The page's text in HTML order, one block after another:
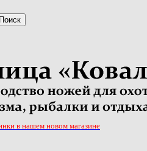
в нашем новом магазине